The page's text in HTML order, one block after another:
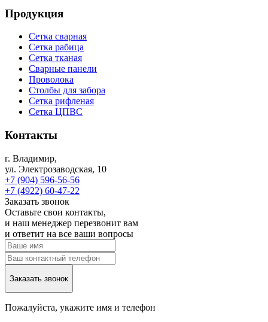
Продукция
Сетка сварная
Сетка рабица
Сетка тканая
Сварные панели
Проволока
Столбы для забора
Сетка рифленая
Сетка ЦПВС
Контакты
г. Владимир,
ул. Электрозаводская, 10
+7 (904) 596-56-56
+7 (4922) 60-47-22
Заказать звонок
Оставьте свои контакты,
и наш менеджер перезвонит вам
и ответит на все ваши вопросы
Заказать звонок
Пожалуйста, укажите имя и телефон